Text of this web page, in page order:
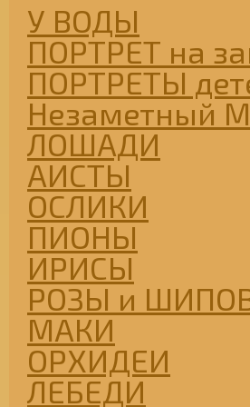
У ВОДЫ
ПОРТРЕТ на
ПОРТРЕТЫ
Незаметный
ЛОШАДИ
АИСТЫ
ОСЛИКИ
ПИОНЫ
ИРИСЫ
РОЗЫ и
МАКИ
ОРХИДЕИ
ЛЕБЕДИ